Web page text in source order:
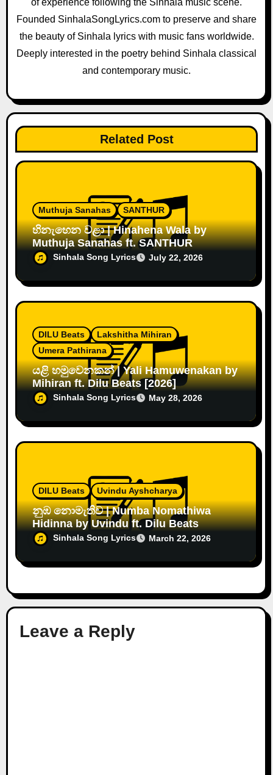
i
o
of experience following the Sinhala music scene.
Founded SinhalaSongLyrics.com to preserve and share
the beauty of Sinhala lyrics with music fans worldwide.
Deeply interested in the poetry behind Sinhala classical
and contemporary music.
Related Post
Muthuja Sanahas SANTHUR
හිනැහෙන වළා | Hinahena Wala by
Muthuja Sanahas ft. SANTHUR
Sinhala Song Lyrics July 22, 2026
DILU Beats
Lakshitha Mihiran
Umera Pathirana
යළි හමුවෙනකන් | Yali Hamuwenakan by
Mihiran ft. Dilu Beats [2026]
Sinhala Song Lyrics May 28, 2026
DILU Beats Uvindu Ayshcharya
නුඹ නොමැතිව | Numba Nomathiwa
Hidinna by Uvindu ft. Dilu Beats
Sinhala Song Lyrics March 22, 2026
Leave a Reply